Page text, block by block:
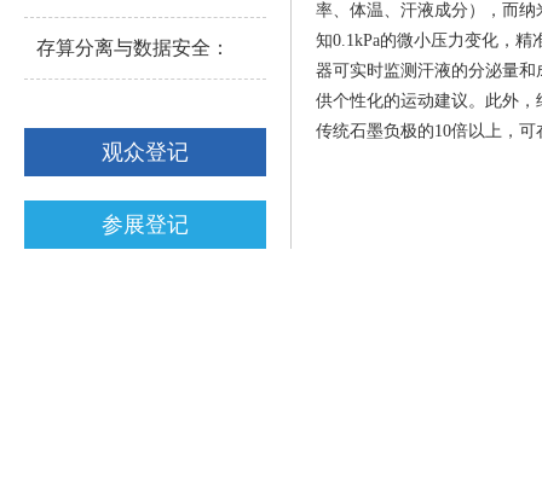
存算分离与数据安全：
观众登记
参展登记
率、体温、汗液成分），而
知0.1kPa的微小压力变化，
器可实时监测汗液的分泌量
供个性化的运动建议。此外
传统石墨负极的10倍以上，